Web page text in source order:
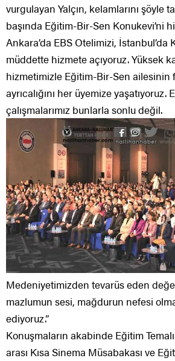
vurgulayan Yalçın, kelamlarını şöyle
başında Eğitim-Bir-Sen Konukevi’ni
Ankara’da EBS Otelimizi, İstanbul’da
müddette hizmete açıyoruz. Yüksek
hizmetimizle Eğitim-Bir-Sen ailesinin
ayrıcalığını her üyemize yaşatıyoruz.
çalışmalarımız bunlarla sonlu değil.
Medeniyetimizden tevarüs eden
mazlumun sesi, mağdurun nefesi
ediyoruz.”
Konuşmaların akabinde Eğitim
arası Kısa Sinema Müsabakası ve